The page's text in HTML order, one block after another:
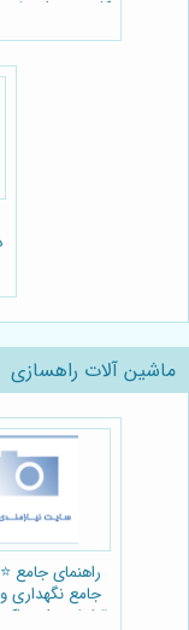
کلیدی و
ماشین آلات راهسازی
راهنمای جامع
جامع نگهداری
قطعات دامپتراک